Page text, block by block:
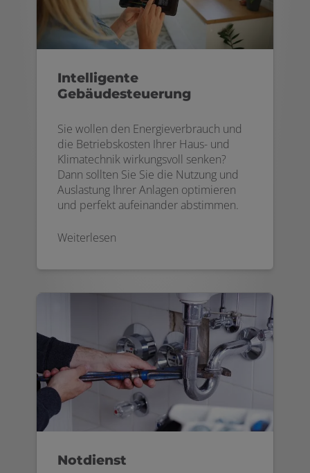
Intelligente
Gebäudesteuerung
Sie wollen den Energieverbrauch und
die Betriebskosten Ihrer Haus- und
Klimatechnik wirkungsvoll senken?
Dann sollten Sie Sie die Nutzung und
Auslastung Ihrer Anlagen optimieren
und perfekt aufeinander abstimmen.
Weiterlesen
Notdienst